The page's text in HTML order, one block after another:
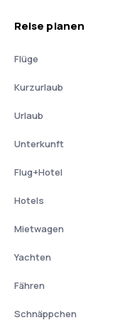
Reise planen
Flüge
Kurzurlaub
Urlaub
Unterkunft
Flug+Hotel
Hotels
Mietwagen
Yachten
Fähren
Schnäppchen